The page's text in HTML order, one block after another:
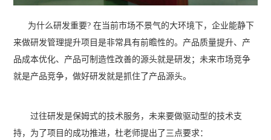
为什么研发重要? 在当前市场不景气的大环境下，企业能静下
来做研发管理提升项目是非常具有前瞻性的。产品质量提升、产
品成本优化、产品可制造性改善的源头就是研发；未来市场竞争
就是产品竞争，做好研发就是抓住了产品源头。
过往研发是保姆式的技术服务，未来要做驱动型的技术支
持，为了项目的成功推进，杜老师提出了三点要求：